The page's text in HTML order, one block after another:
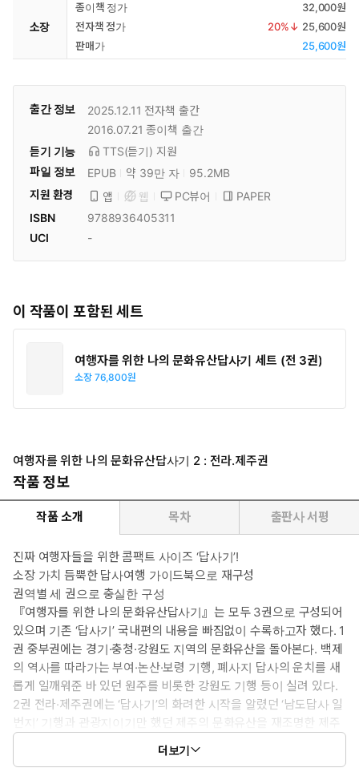
소장
종이책 정가
32,000원
전자책 정가
20%↓ 25,600원
판매가
25,600원
출간 정보 2025.12.11 전자책 출간
2016.07.21 종이책 출간
듣기 기능
TTS(듣기) 지원
파일 정보
EPUB 약 39만 자
95.2MB
지원 환경
앱 웹 PC뷰어
PAPER
ISBN
9788936405311
UCI
-
이 작품이 포함된 세트
여행자를 위한 나의 문화유산답사기 세트 (전 3권)
소장 76,800원
여행자를 위한 나의 문화유산답사기 2 : 전라.제주권
작품 정보
작품 소개 목차 출판사 서평
진짜 여행자들을 위한 콤팩트 사이즈 ‘답사기’!
소장 가치 듬뿍한 답사여행 가이드북으로 재구성
권역별 세 권으로 충실한 구성
『여행자를 위한 나의 문화유산답사기』는 모두 3권으로 구성되어
있으며 기존 ‘답사기’ 국내편의 내용을 빠짐없이 수록하고자 했다. 1
권 중부권에는 경기·충청·강원도 지역의 문화유산을 돌아본다. 백제
의 역사를 따라가는 부여·논산·보령 기행, 폐사지 답사의 운치를 새
롭게 일깨워준 바 있던 원주를 비롯한 강원도 기행 등이 실려 있다.
2권 전라·제주권에는 ‘답사기’의 화려한 시작을 알렸던 ‘남도답사 일
번지’ 기행과 관광지이기만 했던 제주의 문화유산을 재조명한 제주
도 답사기 전문이 실려 있다. 3권 경상권에는 무수한 문화유산의 전
시관인 경주 기행, 운문사와 부석사로 대표되는 경상도의 사찰 기
더보기